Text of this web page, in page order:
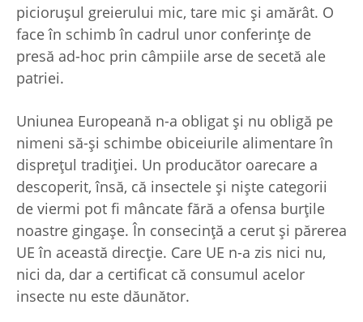
picioruşul greierului mic, tare mic şi amărât. O
face în schimb în cadrul unor conferinţe de
presă ad-hoc prin câmpiile arse de secetă ale
patriei.
Uniunea Europeană n-a obligat şi nu obligă pe
nimeni să-şi schimbe obiceiurile alimentare în
dispreţul tradiţiei. Un producător oarecare a
descoperit, însă, că insectele şi nişte categorii
de viermi pot fi mâncate fără a ofensa burţile
noastre gingaşe. În consecinţă a cerut şi părerea
UE în această direcţie. Care UE n-a zis nici nu,
nici da, dar a certificat că consumul acelor
insecte nu este dăunător.